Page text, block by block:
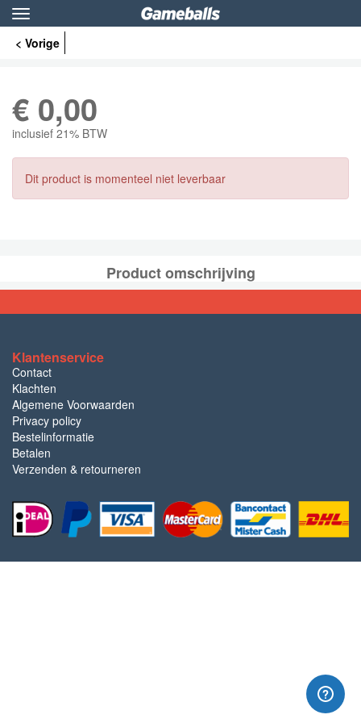
Toggle
navigation
< Vorige
€ 0,00
inclusief 21% BTW
Dit product is momenteel niet leverbaar
Product omschrijving
Klantenservice
Contact
Klachten
Algemene Voorwaarden
Privacy policy
Bestelinformatie
Betalen
Verzenden & retourneren